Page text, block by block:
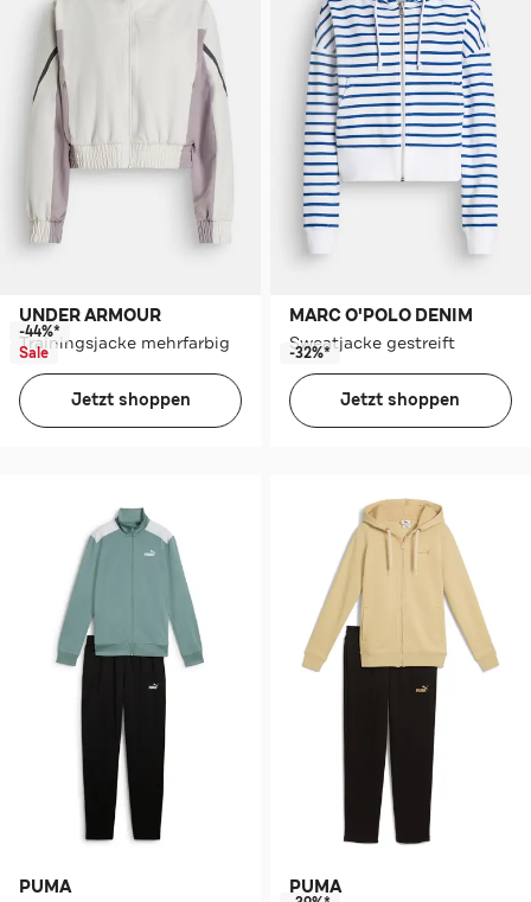
UNDER ARMOUR
Trainingsjacke mehrfarbig
-44%*
Sale
Jetzt shoppen
MARC O'POLO DENIM
Sweatjacke gestreift
-32%*
Jetzt shoppen
PUMA PUMA